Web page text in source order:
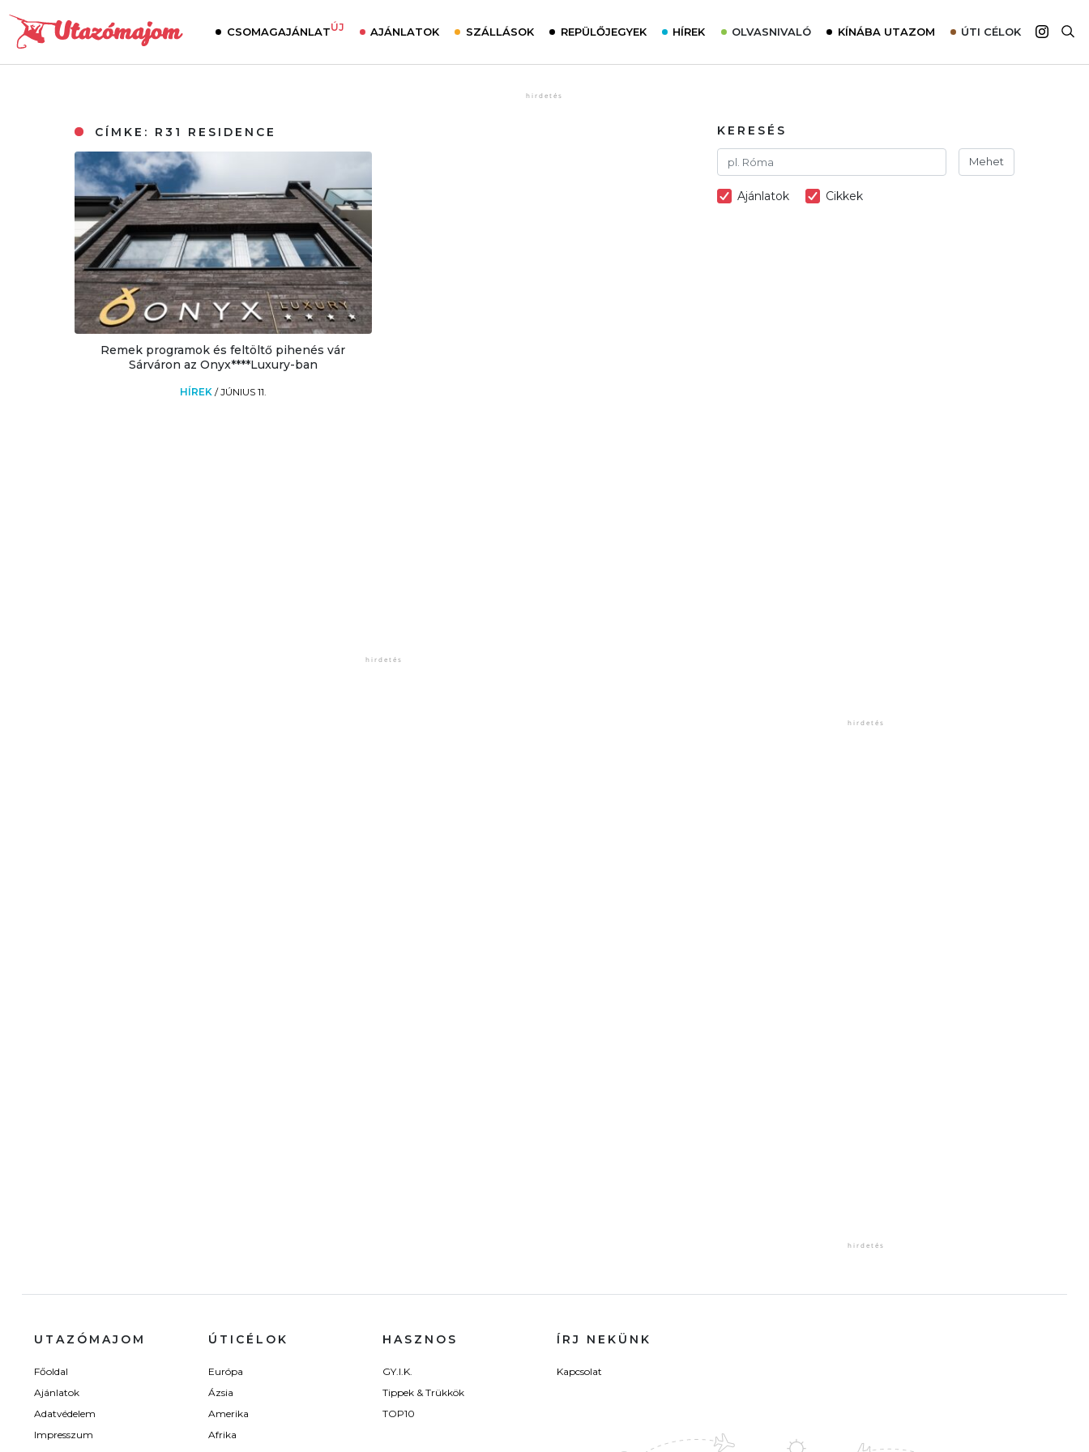
CSOMAGAJÁNLATÚJ AJÁNLATOK SZÁLLÁSOK REPÜLŐJEGYEK HÍREK OLVASNIVALÓ
Interjú
Élménybeszámolók
KÍNÁBA UTAZOM ÚTI CÉLOK
Ausztrália
CÍMKE: R31 RESIDENCE
Remek programok és feltöltő pihenés vár
Sárváron az Onyx****Luxury-ban
HÍREK /JÚNIUS 11.
KERESÉS
Mehet
Ajánlatok Cikkek
UTAZÓMAJOM
Főoldal
Ajánlatok
Adatvédelem
Impresszum
ÚTICÉLOK
Európa
Ázsia
Amerika
Afrika
HASZNOS
GY.I.K.
Tippek & Trükkök
TOP10
ÍRJ NEKÜNK
Kapcsolat